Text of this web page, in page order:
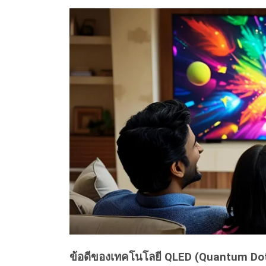
ข้อดีของเทคโนโลยี QLED (Quantum